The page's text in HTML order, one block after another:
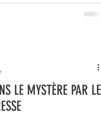
LE MYSTÈRE PAR LE